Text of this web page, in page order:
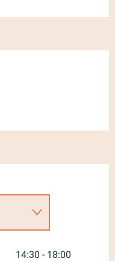
14:30 - 18:00